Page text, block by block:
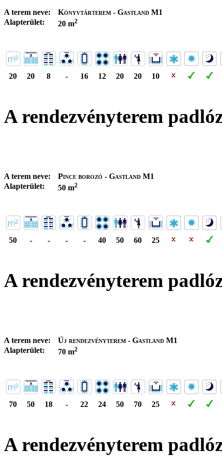
A terem neve:
Könyvtárterem - Gastland M1
Alapterület:
20 m2
20 20 8 - 16 12 20 20 10
A rendezvényterem
A terem neve:
Pince borozó - Gastland M1
Alapterület:
50 m2
50 - - - - 40 50 60 25
A rendezvényterem
A terem neve:
Új rendezvényterem - Gastland M1
Alapterület:
70 m2
70 50 18 - 22 24 50 70 25
A rendezvényterem